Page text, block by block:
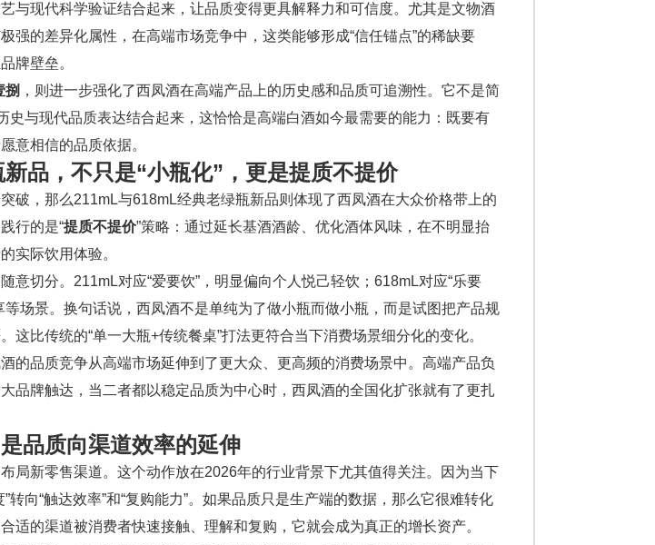
与现代科学验证结合起来，让品质变得更具解释力和可信度。尤其是文物酒
强的差异化属性，在高端市场竞争中，这类能够形成“信任锚点”的稀缺要
牌壁垒。
捌 ，则进一步强化了西凤酒在高端产品上的历史感和品质可追溯性。它不是简
史与现代品质表达结合起来，这恰恰是高端白酒如今最需要的能力：既要有
意相信的品质依据。
品，不只是“小瓶化”，更是提质不提价
破，那么211mL与618mL经典老绿瓶新品则体现了西凤酒在大众价格带上的
行的是“提质不提价”策略：通过延长基酒酒龄、优化酒体风味，在不明显抬
实际饮用体验。
意切分。211mL对应“爱要饮”，明显偏向个人悦己轻饮；618mL对应“乐要
等场景。换句话说，西凤酒不是单纯为了做小瓶而做小瓶，而是试图把产品规
这比传统的“单一大瓶+传统餐桌”打法更符合当下消费场景细分化的变化。
的品质竞争从高端市场延伸到了更大众、更高频的消费场景中。高端产品负
品牌触达，当二者都以稳定品质为中心时，西凤酒的全国化扩张就有了更扎
品质向渠道效率的延伸
局新零售渠道。这个动作放在2026年的行业背景下尤其值得关注。因为当下
转向“触达效率”和“复购能力”。如果品质只是生产端的数据，那么它很难转化
适的渠道被消费者快速接触、理解和复购，它就会成为真正的增长资产。